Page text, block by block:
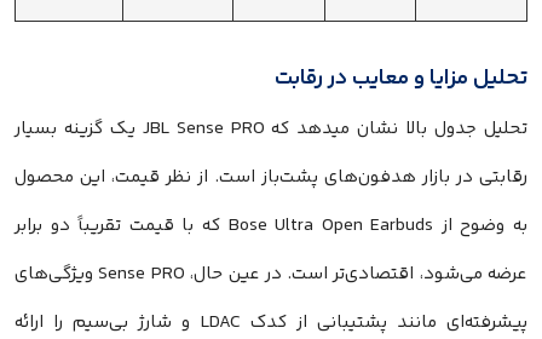
تحلیل مزایا و معایب در رقابت
تحلیل جدول بالا نشان میدهد که JBL Sense PRO یک گزینه بسیار
رقابتی در بازار هدفون‌های پشت‌باز است. از نظر قیمت، این محصول
به وضوح از Bose Ultra Open Earbuds که با قیمت تقریباً دو برابر
عرضه می‌شود، اقتصادی‌تر است. در عین حال، Sense PRO ویژگی‌های
پیشرفته‌ای مانند پشتیبانی از کدک LDAC و شارژ بی‌سیم را ارائه